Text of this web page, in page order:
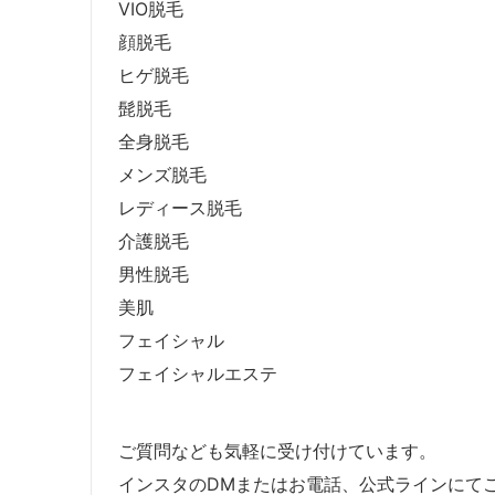
VIO脱毛
顔脱毛
ヒゲ脱毛
髭脱毛
全身脱毛
メンズ脱毛
レディース脱毛
介護脱毛
男性脱毛
美肌
フェイシャル
フェイシャルエステ
ご質問なども気軽に受け付けています。
インスタのDMまたはお電話、公式ラインにて